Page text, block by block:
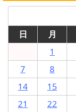
日
月
1
7
8
14
15
21
22